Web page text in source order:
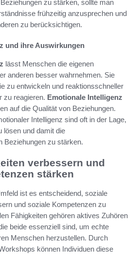
zu stärken, sollte man
frühzeitig anzusprechen und
zu berücksichtigen.
und ihre Auswirkungen
lässt Menschen die eigenen
anderen besser wahrnehmen. Sie
zu entwickeln und reaktionsschneller
zu reagieren. Emotionale Intelligenz
auf die Qualität von Beziehungen.
Intelligenz sind oft in der Lage,
lösen und damit die
Beziehungen zu stärken.
verbessern und
stärken
ist es entscheidend, soziale
und soziale Kompetenzen zu
Fähigkeiten gehören aktives Zuhören
beide essenziell sind, um echte
Menschen herzustellen. Durch
können Individuen diese